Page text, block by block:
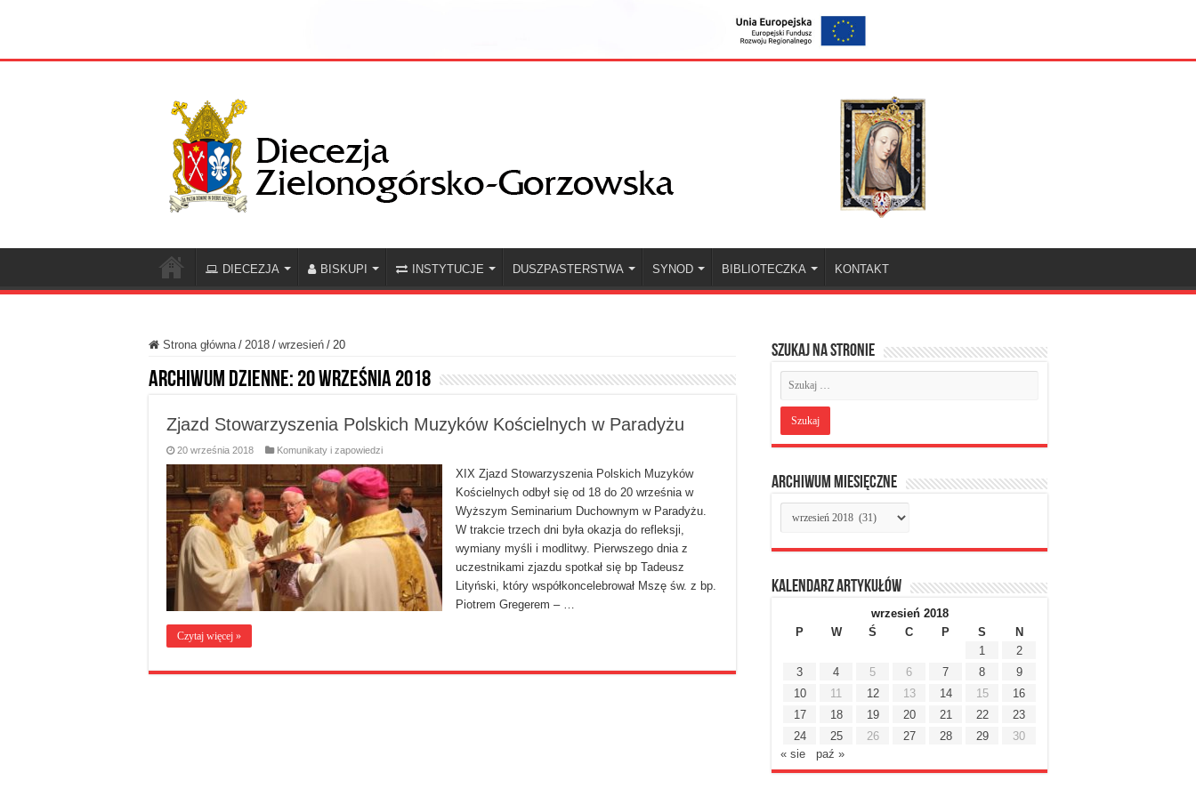
DIECEZJA BISKUPI INSTYTUCJE DUSZPASTERSTWA SYNOD BIBLIOTECZKA KONTAKT
Strona główna / 2018 / wrzesień / 20
Archiwum dzienne: 20 września 2018
Zjazd Stowarzyszenia Polskich Muzyków Kościelnych w Paradyżu
20 września 2018 Komunikaty i zapowiedzi
XIX Zjazd Stowarzyszenia Polskich Muzyków
Kościelnych odbył się od 18 do 20 września w
Wyższym Seminarium Duchownym w Paradyżu.
W trakcie trzech dni była okazja do refleksji,
wymiany myśli i modlitwy. Pierwszego dnia z
uczestnikami zjazdu spotkał się bp Tadeusz
Lityński, który współkoncelebrował Mszę św. z bp.
Piotrem Gregerem – …
Czytaj więcej »
Szukaj na stronie
Archiwum miesięczne
Archiwum
miesięczne
Kalendarz artykułów
wrzesień 2018
P
W Ś C P S
N
1
2
3
4 5 6 7 8
9
10
11 12 13 14 15
16
17
18 19 20 21 22
23
24
25 26 27 28 29
30
« sie
paź »